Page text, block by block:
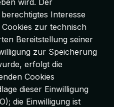
Interesse
zur technisch
Bereitstellung seiner
zur Speicherung
erfolgt die
Cookies
dieser Einwilligung
die Einwilligung ist